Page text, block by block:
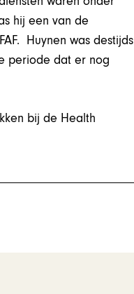
hij een van de
Huynen was destijds
periode dat er nog
bij de Health